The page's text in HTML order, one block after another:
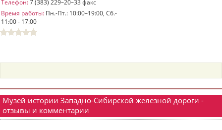
пїЅпїЅпїЅ
пїЅпїЅпїЅпїЅпїЅпїЅпїЅпїЅпїЅпїЅпїЅ
пїЅпїЅпїЅ пїЅпїЅпїЅпїЅпїЅ
пїЅпїЅпїЅ пїЅпїЅпїЅпїЅпїЅпїЅ
пїЅпїЅпїЅпїЅпїЅ
пїЅпїЅпїЅпїЅпїЅпїЅпїЅпїЅпїЅпїЅ
Телефон:7 (383) 229–20–33 факс
Время работы: Пн.-Пт.: 10:00–19:00, Сб.-
11:00 - 17:00
Музей истории Западно-Сибирской железной дороги -
отзывы и комментарии